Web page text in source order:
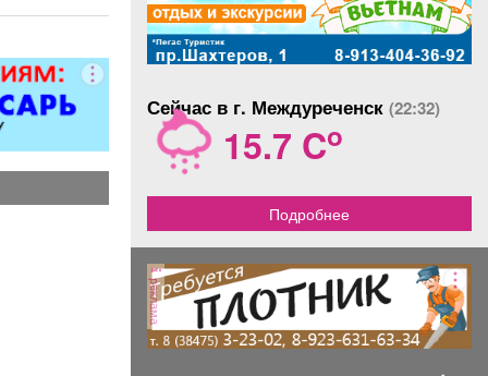
скидка
Сейчас в г. Междуреченск (22:32)
15.7 Co
Подробнее
реклама